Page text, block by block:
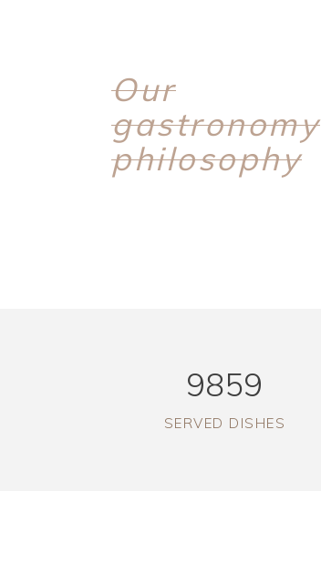
Our
gastronomy
philosophy
1
2
9
0
1
85
1
2
9
SERVED DISHES